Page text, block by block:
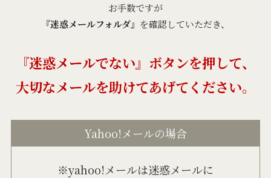
お手数ですが
『迷惑メールフォルダ』 を確認していただき、
『迷惑メールでない』ボタンを押して、
大切なメールを助けてあげてください。
Yahoo!メールの場合
※yahoo!メールは迷惑メールに